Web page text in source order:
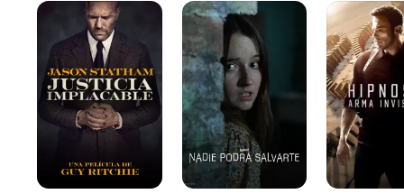
Justicia
implacable
Nadie
podrá
salvarte
Hipnosis:
Arma
invisible